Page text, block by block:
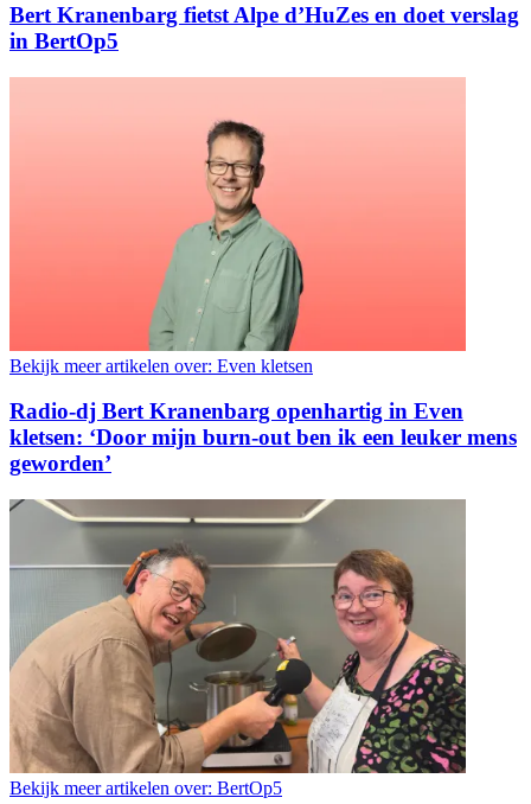
Bert Kranenbarg fietst Alpe d’HuZes en doet verslag
in BertOp5
Bekijk meer artikelen over: Even kletsen
Radio-dj Bert Kranenbarg openhartig in Even
kletsen: ‘Door mijn burn-out ben ik een leuker mens
geworden’
Bekijk meer artikelen over: BertOp5